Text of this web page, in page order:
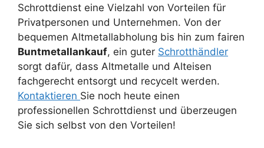
Schrottdienst eine Vielzahl von Vorteilen für
Privatpersonen und Unternehmen. Von der
bequemen Altmetallabholung bis hin zum fairen
Buntmetallankauf, ein guter Schrotthändler
sorgt dafür, dass Altmetalle und Alteisen
fachgerecht entsorgt und recycelt werden.
Kontaktieren Sie noch heute einen
professionellen Schrottdienst und überzeugen
Sie sich selbst von den Vorteilen!